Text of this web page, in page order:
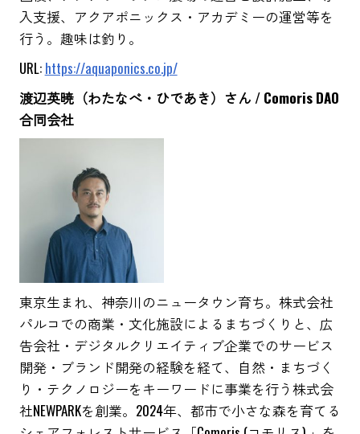
入支援、アクアポニックス・アカデミーの運営等を
行う。趣味は釣り。
URL: https://aquaponics.co.jp/
渡辺英暁（わたなべ・ひであき）さん / Comoris DAO
合同会社
東京生まれ、神奈川のニュータウン育ち。株式会社
パルコでの商業・文化施設によるまちづくりと、広
告会社・デジタルクリエイティブ企業でのサービス
開発・ブランド開発の経験を経て、自然・まちづく
り・テクノロジーをキーワードに事業を行う株式会
社NEWPARKを創業。2024年、都市で小さな森を育てる